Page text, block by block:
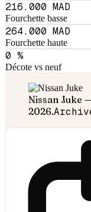
216.000 MAD
Fourchette basse
264.000 MAD
Fourchette haute
0 %
Décote vs neuf
Nissan Juke
2026.